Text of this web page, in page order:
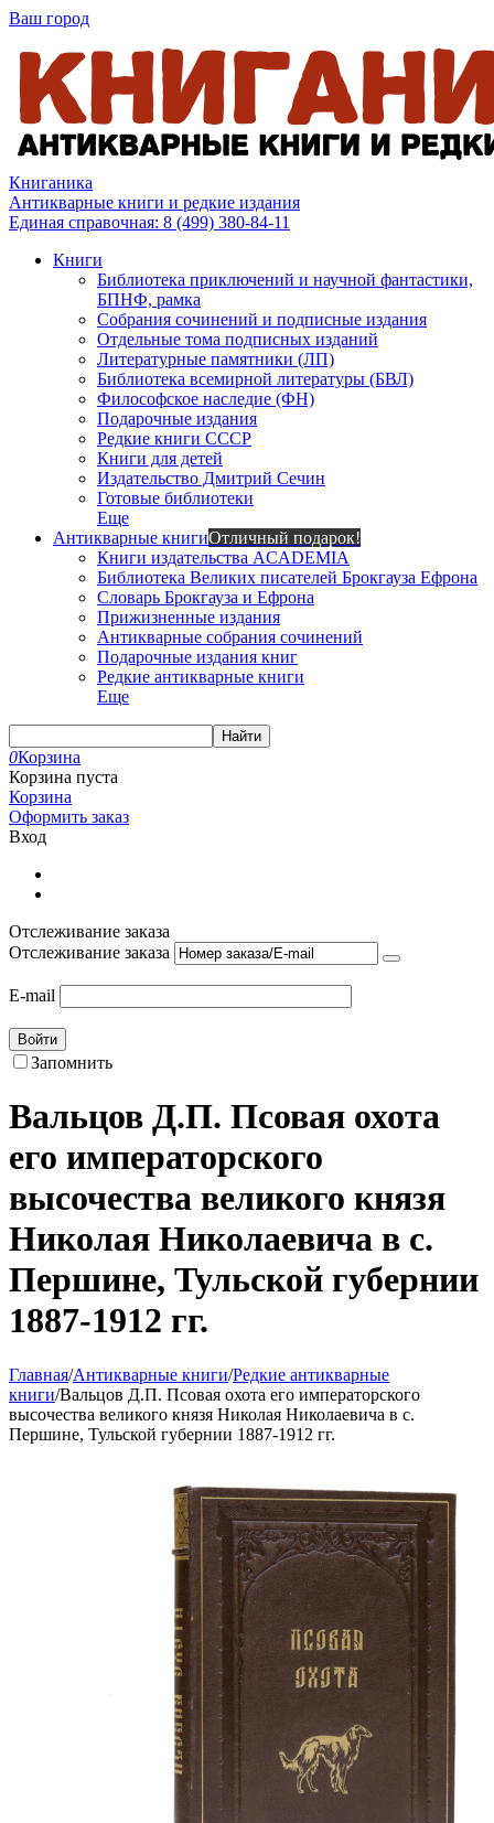
Ваш город
Книганика
Антикварные книги и редкие издания
Единая справочная: 8 (499) 380-84-11
Книги
Библиотека приключений и научной фантастики,
БПНФ, рамка
Собрания сочинений и подписные издания
Отдельные тома подписных изданий
Литературные памятники (ЛП)
Библиотека всемирной литературы (БВЛ)
Философское наследие (ФН)
Подарочные издания
Редкие книги СССР
Книги для детей
Издательство Дмитрий Сечин
Готовые библиотеки
Еще
Антикварные книгиОтличный подарок!
Книги издательства ACADEMIA
Библиотека Великих писателей Брокгауза Ефрона
Словарь Брокгауза и Ефрона
Прижизненные издания
Антикварные собрания сочинений
Подарочные издания книг
Редкие антикварные книги
Еще
Найти
0Корзина
Корзина пуста
Корзина
Оформить заказ
Вход
Отслеживание заказа
Отслеживание заказа
E-mail
Войти
Запомнить
Вальцов Д.П. Псовая охота
его императорского
высочества великого князя
Николая Николаевича в с.
Першине, Тульской губернии
1887-1912 гг.
Главная/Антикварные книги/Редкие антикварные
книги/Вальцов Д.П. Псовая охота его императорского
высочества великого князя Николая Николаевича в с.
Першине, Тульской губернии 1887-1912 гг.